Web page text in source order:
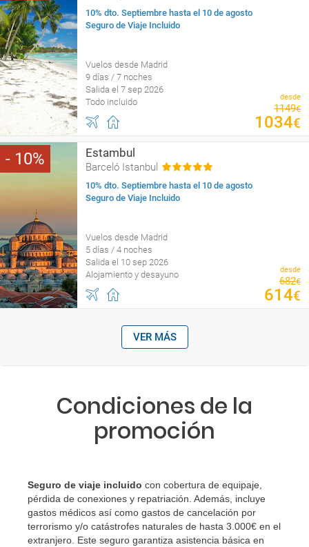
10% dto. Septiembre hasta el 10 de agosto
Seguro de Viaje Incluido
Vuelos desde Madrid
9 días / 7 noches
Salida el 7 sep 2026
Todo incluido
desde
1149€
1034€
10 Estambul
Barceló Istanbul
10% dto. Septiembre hasta el 10 de agosto
Seguro de Viaje Incluido
Vuelos desde Madrid
5 días / 4 noches
Salida el 10 sep 2026
Alojamiento y desayuno
desde
682€
614€
VER MÁS
Condiciones de la
promoción
Seguro de viaje incluido con cobertura de equipaje,
pérdida de conexiones y repatriación. Además, incluye
gastos médicos así como gastos de cancelación por
terrorismo y/o catástrofes naturales de hasta 3.000€ en el
extranjero. Este seguro garantiza asistencia básica en